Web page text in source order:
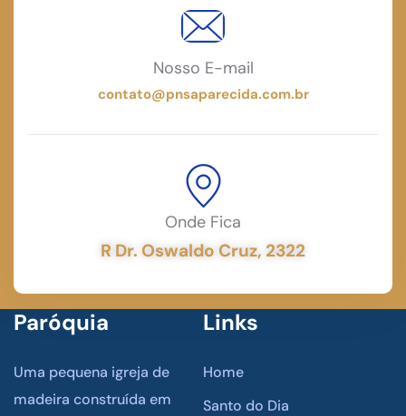
Nosso E-mail
contato@pnsaparecida.com.br
Onde Fica
R Dr. Oswaldo Cruz, 2322
Paróquia
Uma pequena igreja de
madeira construída em
Links
Home
Santo do Dia